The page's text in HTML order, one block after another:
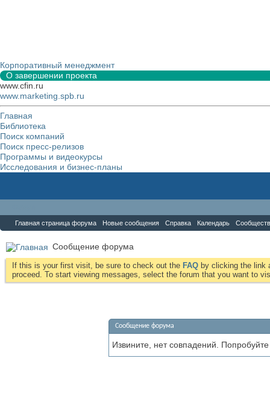
Корпоративный менеджмент
О завершении проекта
www.cfin.ru
www.marketing.spb.ru
Главная
Библиотека
Поиск компаний
Поиск пресс-релизов
Программы и видеокурсы
Исследования и бизнес-планы
Главная страница форума Новые сообщения Справка Календарь
Сообщение форума
If this is your first visit, be sure to check out the FAQ by clicking the link
proceed. To start viewing messages, select the forum that you want to
Сообщение форума
Извините, нет совпадений.